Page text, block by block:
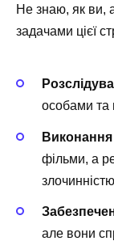
Не знаю, як ви,
задачами цієї
особами та
Виконання
фільми, а
але вони